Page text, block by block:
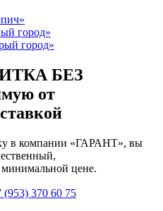
город»
город»
БЕЗ
от
в компании «ГАРАНТ», вы
цене.
(953) 370 60 75